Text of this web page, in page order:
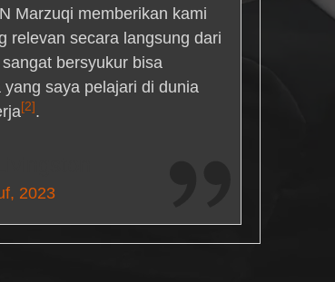
Marzuqi memberikan kami
relevan secara langsung dari
bersyukur bisa
saya pelajari di dunia
[2].
2023